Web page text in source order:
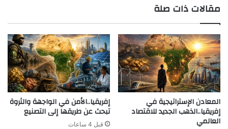
مقالات ذات صلة
المعادن الإستراتيجية في
إفريقيا..الذهب الجديد للاقتصاد
العالمي
إفريقيا..الأمن في الواجهة والثروة
تبحث عن طريقها إلى التصنيع
قبل 4 ساعات